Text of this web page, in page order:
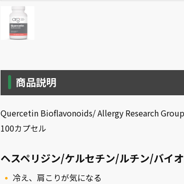
商品説明
Quercetin Bioflavonoids/ Allergy Research Group
100カプセル
ヘスペリジン/ケルセチン/ルチン/バイ
冷え、肩こりが気になる